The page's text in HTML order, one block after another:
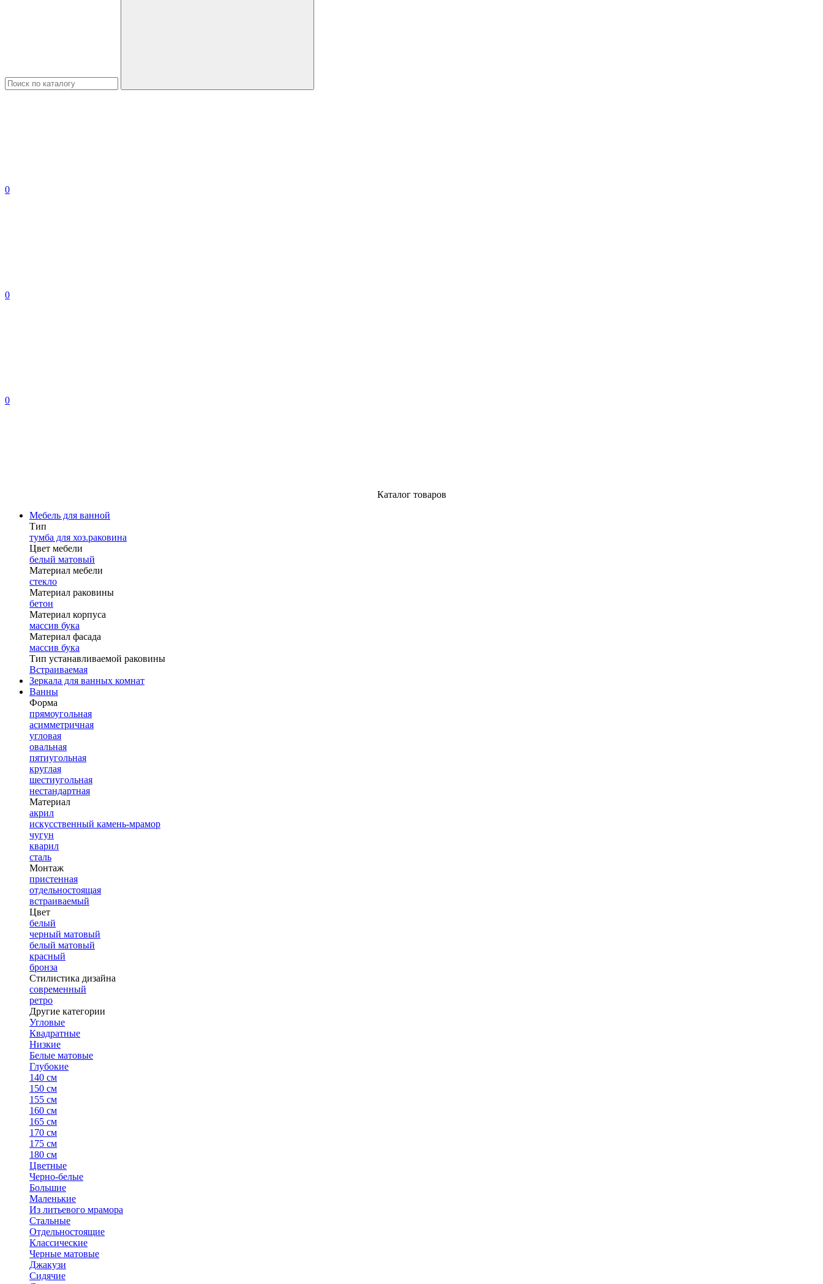
0
0
0
Каталог товаров
Мебель для ванной
Тип
тумба для хоз.раковина
Цвет мебели
белый матовый
Материал мебели
стекло
Материал раковины
бетон
Материал корпуса
массив бука
Материал фасада
массив бука
Тип устанавливаемой раковины
Встраиваемая
Зеркала для ванных комнат
Ванны
Форма
прямоугольная
асимметричная
угловая
овальная
пятиугольная
круглая
шестиугольная
нестандартная
Материал
акрил
искусственный камень-мрамор
чугун
кварил
сталь
Монтаж
пристенная
отдельностоящая
встраиваемый
Цвет
белый
черный матовый
белый матовый
красный
бронза
Стилистика дизайна
современный
ретро
Другие категории
Угловые
Квадратные
Низкие
Белые матовые
Глубокие
140 см
150 см
155 см
160 см
165 см
170 см
175 см
180 см
Цветные
Черно-белые
Большие
Маленькие
Из литьевого мрамора
Стальные
Отдельностоящие
Классические
Черные матовые
Джакузи
Сидячие